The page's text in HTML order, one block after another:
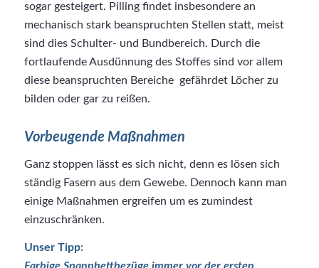
sogar gesteigert. Pilling findet insbesondere an
mechanisch stark beanspruchten Stellen statt, meist
sind dies Schulter- und Bundbereich. Durch die
fortlaufende Ausdünnung des Stoffes sind vor allem
diese beanspruchten Bereiche gefährdet Löcher zu
bilden oder gar zu reißen.
Vorbeugende Maßnahmen
Ganz stoppen lässt es sich nicht, denn es lösen sich
ständig Fasern aus dem Gewebe. Dennoch kann man
einige Maßnahmen ergreifen um es zumindest
einzuschränken.
Unser Tipp: